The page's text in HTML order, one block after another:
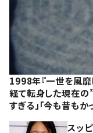
1998年『一世を風靡
経て転身した現在の”
すぎる」「今も昔もか
スッ